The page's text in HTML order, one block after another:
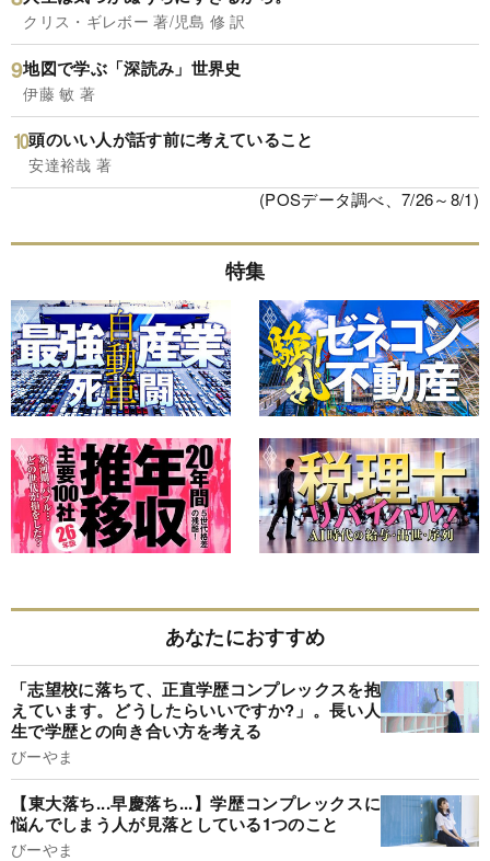
クリス・ギレボー 著/児島 修 訳
地図で学ぶ「深読み」世界史
伊藤 敏 著
頭のいい人が話す前に考えていること
安達裕哉 著
(POSデータ調べ、7/26～8/1)
特集
あなたにおすすめ
「志望校に落ちて、正直学歴コンプレックスを抱
えています。どうしたらいいですか?」。長い人
生で学歴との向き合い方を考える
びーやま
【東大落ち...早慶落ち...】学歴コンプレックスに
悩んでしまう人が見落としている1つのこと
びーやま